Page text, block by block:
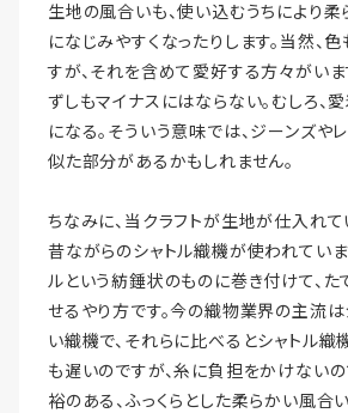
生地の風合いも、使い込むうちにより柔
になじみやすくなったりします。当然、
すが、それを含めて愛好する方々がい
ずしもマイナスにはならない。むしろ、
になる。そういう意味では、ジーンズや
似た部分があるかもしれません。
ちなみに、当クラフトが生地が仕入れ
昔ながらのシャトル織機が使われていま
ルという紡錘状のものに巻き付けて、
せるやり方です。今の織物業界の主流
い織機で、それらに比べるとシャトル織
も遅いのですが、糸に負担をかけないの
裕のある、ふっくらとした柔らかい風合